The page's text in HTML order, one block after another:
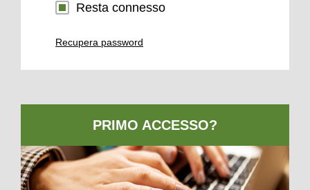
Resta connesso
Recupera password